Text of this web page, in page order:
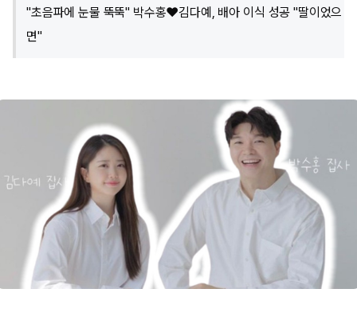
"초음파에 눈물 뚝뚝" 박수홍♥김다예, 배아 이식 성공 "딸이었으
면"